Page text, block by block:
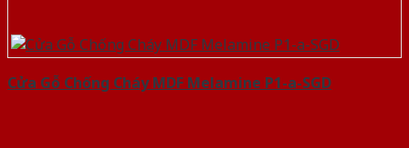
Cửa Gỗ Chống Cháy MDF Melamine P1-a-SGD